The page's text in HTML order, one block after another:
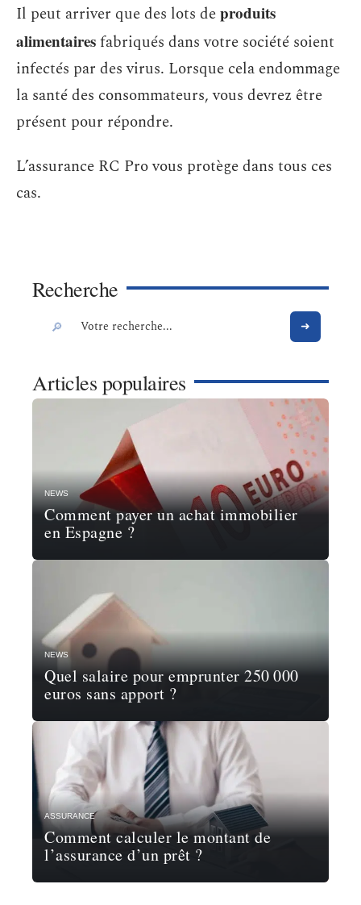
Il peut arriver que des lots deproduits
alimentairesfabriqués dans votre société soient
infectés par des virus. Lorsque cela endommage
la santé des consommateurs, vous devrez être
présent pour répondre.
L’assurance RC Pro vous protège dans tous ces
cas.
Recherche
Articles populaires
NEWS
Comment payer un achat immobilier
en Espagne ?
NEWS
Quel salaire pour emprunter 250 000
euros sans apport ?
ASSURANCE
Comment calculer le montant de
l’assurance d’un prêt ?